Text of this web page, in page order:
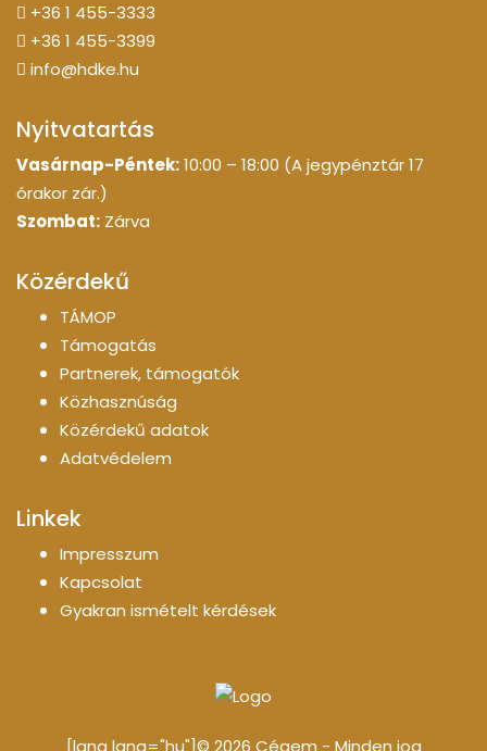
+36 1 455-3333
+36 1 455-3399
info@hdke.hu
Nyitvatartás
Vasárnap-Péntek:10:00 – 18:00 (A jegypénztár 17
órakor zár.)
Szombat: Zárva
Közérdekű
TÁMOP
Támogatás
Partnerek, támogatók
Közhasznúság
Közérdekű adatok
Adatvédelem
Linkek
Impresszum
Kapcsolat
Gyakran ismételt kérdések
[lang lang="hu"]© 2026 Cégem - Minden jog